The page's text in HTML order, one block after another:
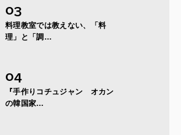
料理教室では教えない、「料
理」と「調…
『手作りコチュジャン オカン
の韓国家…